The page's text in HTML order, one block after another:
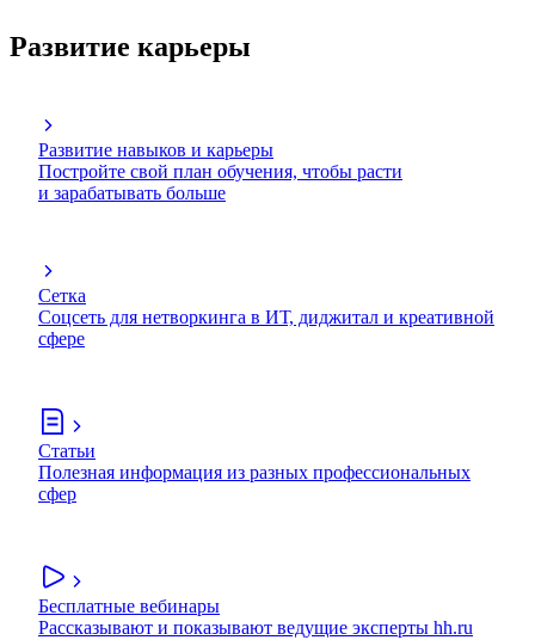
Развитие карьеры
Развитие навыков и карьеры
Постройте свой план обучения, чтобы расти
и зарабатывать больше
Сетка
Соцсеть для нетворкинга в ИТ, диджитал и креативной
сфере
Статьи
Полезная информация из разных профессиональных
сфер
Бесплатные вебинары
Рассказывают и показывают ведущие эксперты hh.ru